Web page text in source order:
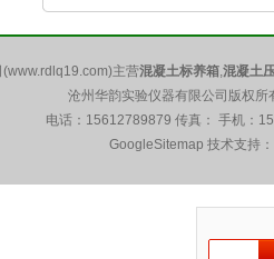
主营混凝土标养箱,混凝土
沧州华韵实验仪器有限公司版权
电话：15612789879 传真： 手机：
GoogleSitemap 技术支持